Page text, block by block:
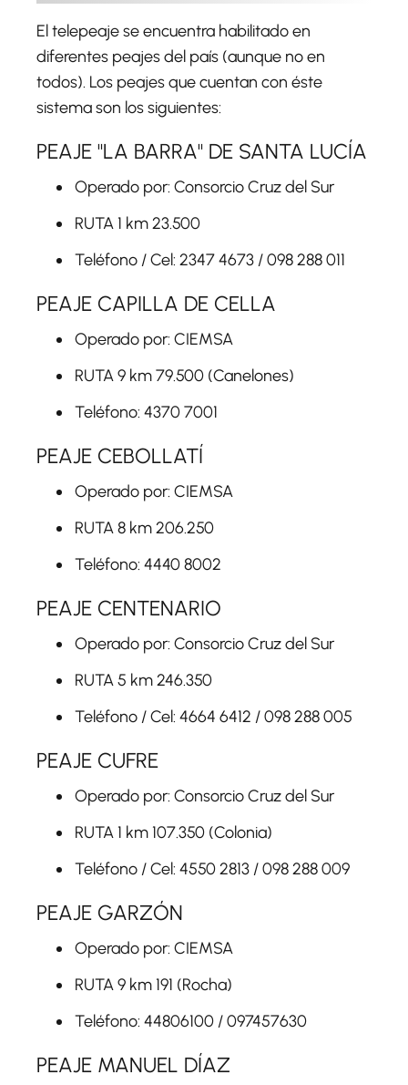
El telepeaje se encuentra habilitado en
diferentes peajes del país (aunque no en
todos). Los peajes que cuentan con éste
sistema son los siguientes:
PEAJE "LA BARRA" DE SANTA LUCÍA
Operado por: Consorcio Cruz del Sur
RUTA 1 km 23.500
Teléfono / Cel: 2347 4673 / 098 288 011
PEAJE CAPILLA DE CELLA
Operado por: CIEMSA
RUTA 9 km 79.500 (Canelones)
Teléfono: 4370 7001
PEAJE CEBOLLATÍ
Operado por: CIEMSA
RUTA 8 km 206.250
Teléfono: 4440 8002
PEAJE CENTENARIO
Operado por: Consorcio Cruz del Sur
RUTA 5 km 246.350
Teléfono / Cel: 4664 6412 / 098 288 005
PEAJE CUFRE
Operado por: Consorcio Cruz del Sur
RUTA 1 km 107.350 (Colonia)
Teléfono / Cel: 4550 2813 / 098 288 009
PEAJE GARZÓN
Operado por: CIEMSA
RUTA 9 km 191 (Rocha)
Teléfono: 44806100 / 097457630
PEAJE MANUEL DÍAZ